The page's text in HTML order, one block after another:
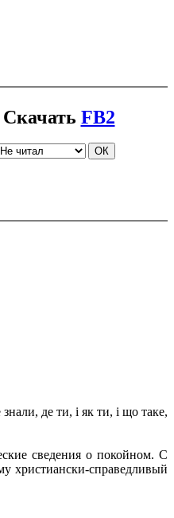
Скачать FB2
де ти, і як ти, і що таке,
сведения о покойном. С
христиански-справедливый